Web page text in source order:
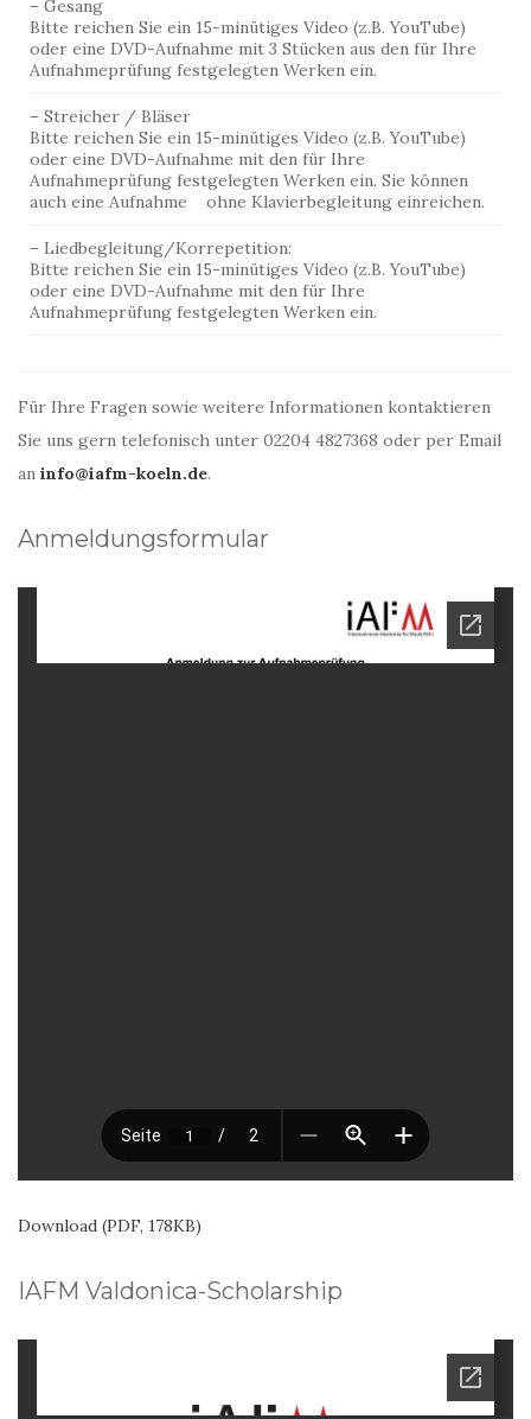
– Gesang
Bitte reichen Sie ein 15-minütiges Video (z.B. YouTube)
oder eine DVD-Aufnahme mit 3 Stücken aus den für Ihre
Aufnahmeprüfung festgelegten Werken ein.
– Streicher / Bläser
Bitte reichen Sie ein 15-minütiges Video (z.B. YouTube)
oder eine DVD-Aufnahme mit den für Ihre
Aufnahmeprüfung festgelegten Werken ein. Sie können
auch eine Aufnahme ohne Klavierbegleitung einreichen.
– Liedbegleitung/Korrepetition:
Bitte reichen Sie ein 15-minütiges Video (z.B. YouTube)
oder eine DVD-Aufnahme mit den für Ihre
Aufnahmeprüfung festgelegten Werken ein.
Für Ihre Fragen sowie weitere Informationen kontaktieren
Sie uns gern telefonisch unter 02204 4827368 oder per Email
an info@iafm-koeln.de.
Anmeldungsformular
Download (PDF, 178KB)
IAFM Valdonica-Scholarship